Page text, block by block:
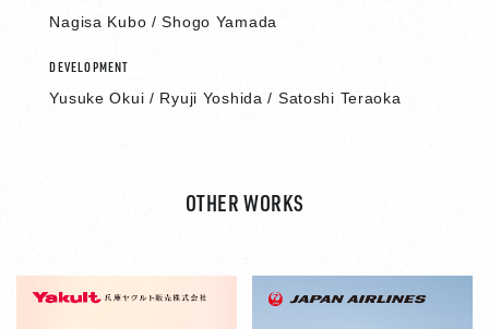
Nagisa Kubo / Shogo Yamada
DEVELOPMENT
Yusuke Okui / Ryuji Yoshida / Satoshi Teraoka
OTHER WORKS